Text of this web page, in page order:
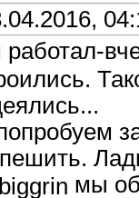
работал-
мы